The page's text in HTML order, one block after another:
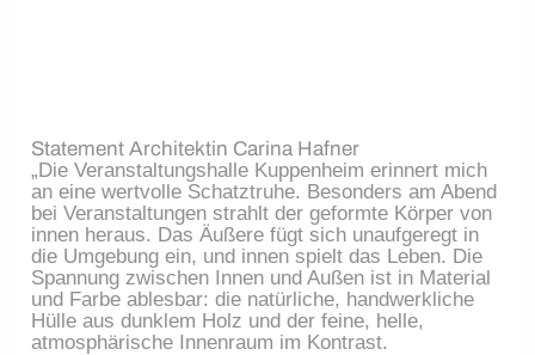
Statement Architektin Carina Hafner
„Die Veranstaltungshalle Kuppenheim erinnert mich
an eine wertvolle Schatztruhe. Besonders am Abend
bei Veranstaltungen strahlt der geformte Körper von
innen heraus. Das Äußere fügt sich unaufgeregt in
die Umgebung ein, und innen spielt das Leben. Die
Spannung zwischen Innen und Außen ist in Material
und Farbe ablesbar: die natürliche, handwerkliche
Hülle aus dunklem Holz und der feine, helle,
atmosphärische Innenraum im Kontrast.